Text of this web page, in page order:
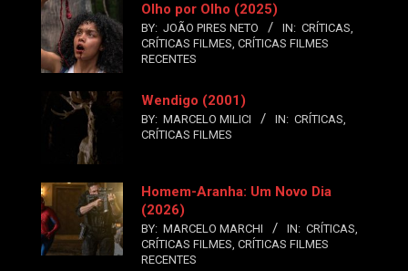
Olho por Olho (2025)
BY: JOÃO PIRES NETO IN: CRÍTICAS,
CRÍTICAS FILMES, CRÍTICAS FILMES
RECENTES
Wendigo (2001)
BY: MARCELO MILICI IN: CRÍTICAS,
CRÍTICAS FILMES
Homem-Aranha: Um Novo Dia
(2026)
BY: MARCELO MARCHI IN: CRÍTICAS,
CRÍTICAS FILMES, CRÍTICAS FILMES
RECENTES